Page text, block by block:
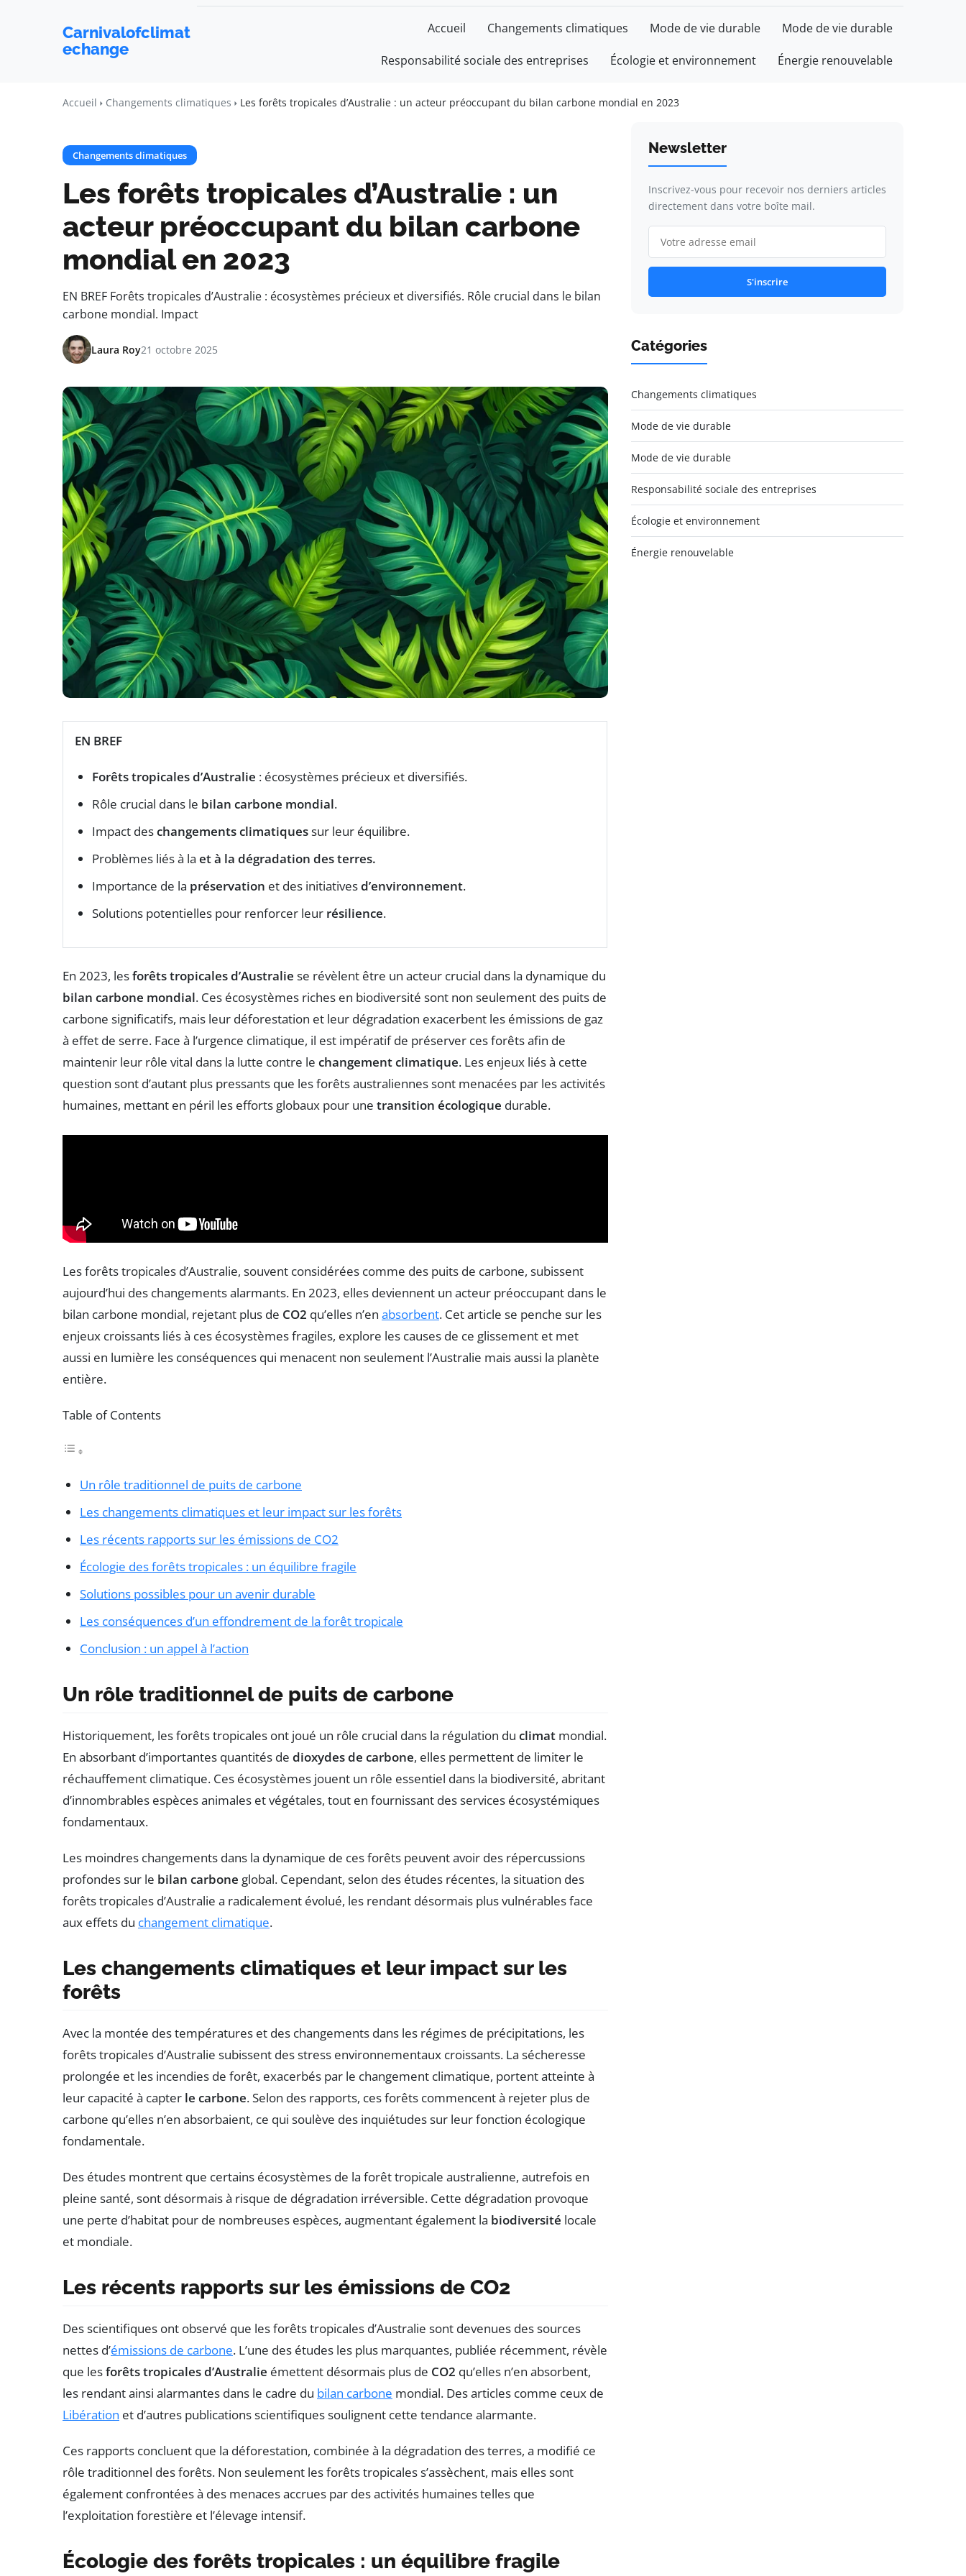
Carnivalofclimat
echange
Accueil Changements climatiques Mode de vie durable Mode de vie durable
Responsabilité sociale des entreprises Écologie et environnement Énergie renouvelable
Accueil Changements climatiques Les forêts tropicales d’Australie : un acteur préoccupant du bilan carbone mondial en 2023
Changements climatiques
Les forêts tropicales d’Australie : un
acteur préoccupant du bilan carbone
mondial en 2023
EN BREF Forêts tropicales d’Australie : écosystèmes précieux et diversifiés. Rôle crucial dans le bilan
carbone mondial. Impact
Laura Roy21 octobre 2025
EN BREF
Forêts tropicales d’Australie : écosystèmes précieux et diversifiés.
Rôle crucial dans le bilan carbone mondial.
Impact deschangements climatiquessur leur équilibre.
Problèmes liés à la et à la dégradation des terres.
Importance de la préservation et des initiativesd’environnement.
Solutions potentielles pour renforcer leur résilience.
En 2023, lesforêts tropicales d’Australie se révèlent être un acteur crucial dans la dynamique du
bilan carbone mondial. Ces écosystèmes riches en biodiversité sont non seulement des puits de
carbone significatifs, mais leur déforestation et leur dégradation exacerbent les émissions de gaz
à effet de serre. Face à l’urgence climatique, il est impératif de préserver ces forêts afin de
maintenir leur rôle vital dans la lutte contre le changement climatique. Les enjeux liés à cette
question sont d’autant plus pressants que les forêts australiennes sont menacées par les activités
humaines, mettant en péril les efforts globaux pour une transition écologique durable.
Les forêts tropicales d’Australie, souvent considérées comme des puits de carbone, subissent
aujourd’hui des changements alarmants. En 2023, elles deviennent un acteur préoccupant dans le
bilan carbone mondial, rejetant plus de CO2 qu’elles n’en absorbent. Cet article se penche sur les
enjeux croissants liés à ces écosystèmes fragiles, explore les causes de ce glissement et met
aussi en lumière les conséquences qui menacent non seulement l’Australie mais aussi la planète
entière.
Table of Contents
Un rôle traditionnel de puits de carbone
Les changements climatiques et leur impact sur les forêts
Les récents rapports sur les émissions de CO2
Écologie des forêts tropicales : un équilibre fragile
Solutions possibles pour un avenir durable
Les conséquences d’un effondrement de la forêt tropicale
Conclusion : un appel à l’action
Un rôle traditionnel de puits de carbone
Historiquement, les forêts tropicales ont joué un rôle crucial dans la régulation du climat mondial.
En absorbant d’importantes quantités de dioxydes de carbone, elles permettent de limiter le
réchauffement climatique. Ces écosystèmes jouent un rôle essentiel dans la biodiversité, abritant
d’innombrables espèces animales et végétales, tout en fournissant des services écosystémiques
fondamentaux.
Les moindres changements dans la dynamique de ces forêts peuvent avoir des répercussions
profondes sur le bilan carbone global. Cependant, selon des études récentes, la situation des
forêts tropicales d’Australie a radicalement évolué, les rendant désormais plus vulnérables face
aux effets du changement climatique.
Les changements climatiques et leur impact sur les
forêts
Avec la montée des températures et des changements dans les régimes de précipitations, les
forêts tropicales d’Australie subissent des stress environnementaux croissants. La sécheresse
prolongée et les incendies de forêt, exacerbés par le changement climatique, portent atteinte à
leur capacité à capter le carbone. Selon des rapports, ces forêts commencent à rejeter plus de
carbone qu’elles n’en absorbaient, ce qui soulève des inquiétudes sur leur fonction écologique
fondamentale.
Des études montrent que certains écosystèmes de la forêt tropicale australienne, autrefois en
pleine santé, sont désormais à risque de dégradation irréversible. Cette dégradation provoque
une perte d’habitat pour de nombreuses espèces, augmentant également la biodiversité locale
et mondiale.
Les récents rapports sur les émissions de CO2
Des scientifiques ont observé que les forêts tropicales d’Australie sont devenues des sources
nettes d’émissions de carbone. L’une des études les plus marquantes, publiée récemment, révèle
que lesforêts tropicales d’Australie émettent désormais plus de CO2 qu’elles n’en absorbent,
les rendant ainsi alarmantes dans le cadre du bilan carbone mondial. Des articles comme ceux de
Libération et d’autres publications scientifiques soulignent cette tendance alarmante.
Ces rapports concluent que la déforestation, combinée à la dégradation des terres, a modifié ce
rôle traditionnel des forêts. Non seulement les forêts tropicales s’assèchent, mais elles sont
également confrontées à des menaces accrues par des activités humaines telles que
l’exploitation forestière et l’élevage intensif.
Écologie des forêts tropicales : un équilibre fragile
Newsletter
Inscrivez-vous pour recevoir nos derniers articles
directement dans votre boîte mail.
S'inscrire
Catégories
Changements climatiques
Mode de vie durable
Mode de vie durable
Responsabilité sociale des entreprises
Écologie et environnement
Énergie renouvelable